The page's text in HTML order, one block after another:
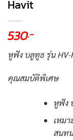
Havit
530.-
หูฟัง บลูทูธ รุ่น HV-
คุณสมบัติพิเศษ
หูฟัง
เหม
สนท